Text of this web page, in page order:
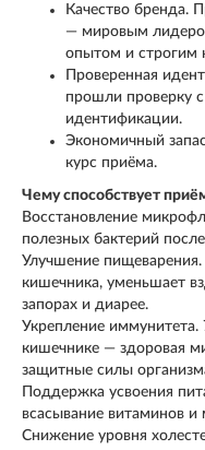
Качество бренда.
— мировым
опытом и строгим
Проверенная
прошли проверку
идентификации.
Экономичный
курс приёма.
Чему способствует
Восстановление
полезных бактерий
Улучшение пищеварения.
кишечника, уменьшает
запорах и диарее.
Укрепление
кишечнике — здоровая
защитные силы
Поддержка усвоения
всасывание витаминов и
Снижение уровня